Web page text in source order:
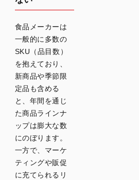
食品メーカーは
一般的に多数の
SKU（品目数）
を抱えており、
新商品や季節限
定品も含める
と、年間を通じ
た商品ラインナ
ップは膨大な数
にのぼります。
一方で、マーケ
ティングや販促
に充てられるリ